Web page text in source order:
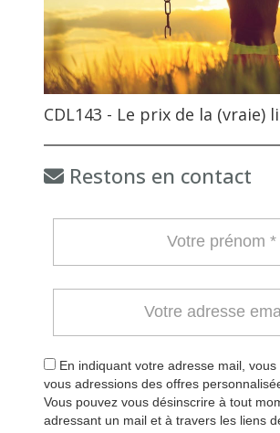
CDL143 - Le prix de la (vraie)
Restons en contact
En indiquant votre adresse mail,
vous adressions des offres
Vous pouvez vous désinscrire à tout
adressant un mail et à travers les liens